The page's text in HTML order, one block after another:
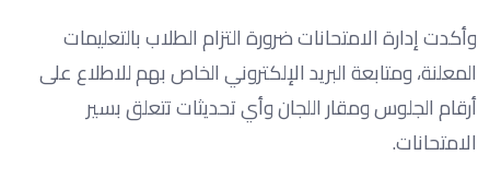
وأكدت إدارة الامتحانات ضرورة التزام الطلاب بالتعليمات
المعلنة، ومتابعة البريد الإلكتروني الخاص بهم للاطلاع على
أرقام الجلوس ومقار اللجان وأي تحديثات تتعلق بسير
الامتحانات.